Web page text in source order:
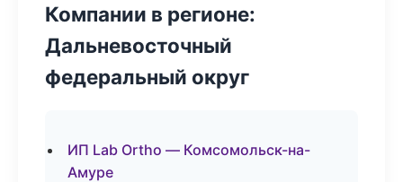
Компании в регионе:
Дальневосточный
федеральный округ
ИП Lab Ortho — Комсомольск-на-
Амуре